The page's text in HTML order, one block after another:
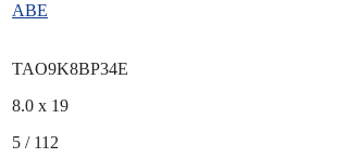
ABE
TAO9K8BP34E
8.0 x 19
5 / 112